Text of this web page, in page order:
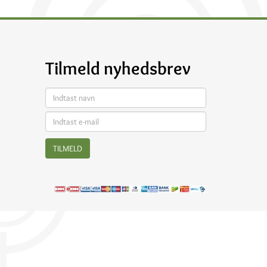
Tilmeld nyhedsbrev
TILMELD